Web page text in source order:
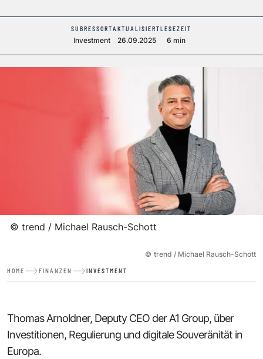
SUBRESSORT
Investment
AKTUALISIERT
26.09.2025
LESEZEIT
6 min
© trend / Michael Rausch-Schott
© trend / Michael Rausch-Schott
HOME FINANZEN INVESTMENT
Thomas Arnoldner, Deputy CEO derA1 Group, über
Investitionen, Regulierung und digitale Souveränität in
Europa.